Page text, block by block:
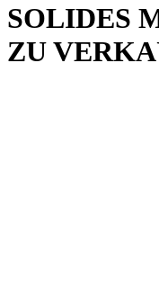
SOLIDES
ZU